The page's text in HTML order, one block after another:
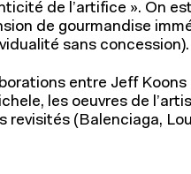
de l’artifice ». On
de gourmandise
sans concession).
entre Jeff Koons
les oeuvres de
revisités (Balenciaga,